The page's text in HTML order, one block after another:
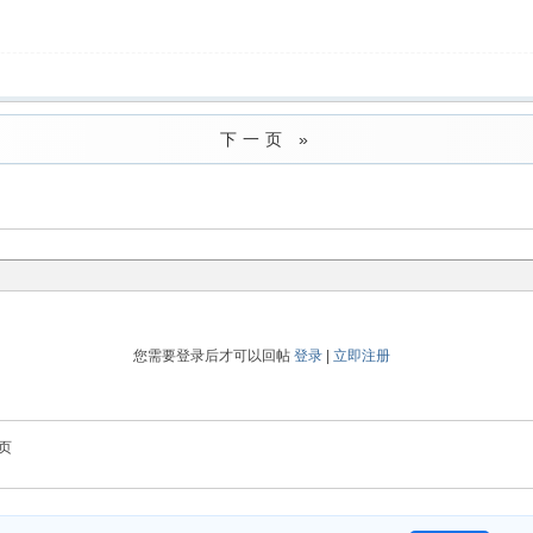
下一页 »
您需要登录后才可以回帖 登录| 立即注册